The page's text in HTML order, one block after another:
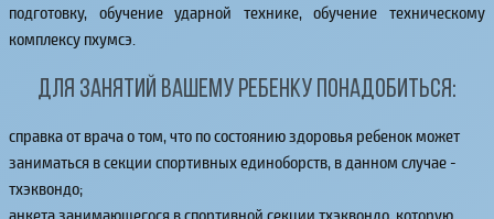
подготовку, обучение ударной технике, обучение техническому
комплексу пхумсэ.
Для занятий Вашему ребенку понадобиться:
справка от врача о том, что по состоянию здоровья ребенок может
заниматься в секции спортивных единоборств, в данном случае -
тхэквондо;